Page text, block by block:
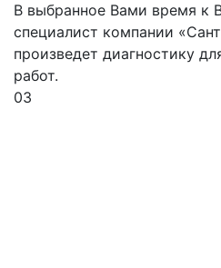
В выбранное Вами время к
специалист компании
произведет диагностику
работ.
03